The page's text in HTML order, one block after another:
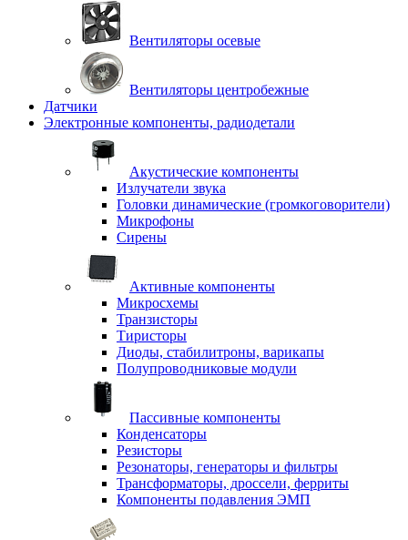
Вентиляторы осевые
Вентиляторы центробежные
Датчики
Электронные компоненты, радиодетали
Акустические компоненты
Излучатели звука
Головки динамические (громкоговорители)
Микрофоны
Сирены
Активные компоненты
Микросхемы
Транзисторы
Тиристоры
Диоды, стабилитроны, варикапы
Полупроводниковые модули
Пассивные компоненты
Конденсаторы
Резисторы
Резонаторы, генераторы и фильтры
Трансформаторы, дроссели, ферриты
Компоненты подавления ЭМП